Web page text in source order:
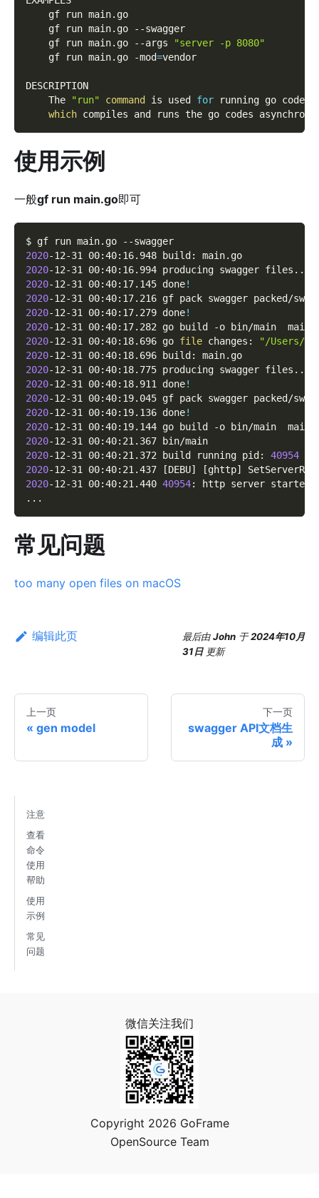
    gf run main.go
    gf run main.go
--swagger
    gf run main.go
--args
"server -p 8080"
    gf run main.go
-mod=vendor
DESCRIPTION
    The
"run" command is used for running go
which compiles and runs the go codes
使用示例
一般gf run main.go即可
$ gf run main.go
--swagger
2020-12-31 00:40:16.948 build: main.go
2020-12-31 00:40:16.994 producing swagger files ..
2020-12-31 00:40:17.145 done!
2020-12-31 00:40:17.216 gf pack swagger packed/
2020-12-31 00:40:17.279 done!
2020-12-31 00:40:17.282 go build -o bin/main
2020-12-31 00:40:18.696 go file changes:
"/Users/
2020-12-31 00:40:18.696 build: main.go
2020-12-31 00:40:18.775 producing swagger files ..
2020-12-31 00:40:18.911 done!
2020-12-31 00:40:19.045 gf pack swagger packed/
2020-12-31 00:40:19.136 done!
2020-12-31 00:40:19.144 go build -o bin/main
2020-12-31 00:40:21.367 bin/main
2020-12-31 00:40:21.372 build running pid: 40954
2020-12-31 00:40:21.437 [DEBU] [ghttp]
2020-12-31 00:40:21.440 40954: http server started
.. .
常见问题
too many open files on macOS
编辑此页 最后由John 于2024年10月
31日 更新
上一页
gen model
下一页
swagger API文档生
成
注意
查看
命令
使用
帮助
使用
示例
常见
问题
微信关注我们
Copyright 2026 GoFrame
OpenSource Team